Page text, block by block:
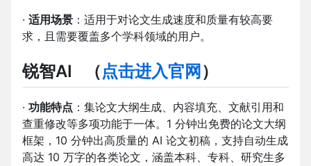
· 适用场景 ：适用于对论文生成速度和质量有较高要
求，且需要覆盖多个学科领域的用户。
锐智AI （点击进入官网 ）
· 功能特点 ：集论文大纲生成、内容填充、文献引用和
查重修改等多项功能于一体。1 分钟出免费的论文大纲
框架，10 分钟出高质量的 AI 论文初稿，支持自动生成
高达 10 万字的各类论文，涵盖本科、专科、研究生多